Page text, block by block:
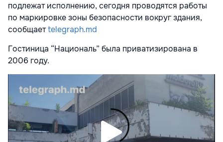
подлежат исполнению, сегодня проводятся работы
по маркировке зоны безопасности вокруг здания,
сообщаетtelegraph.md
Гостиница “Националь” была приватизирована в
2006 году.